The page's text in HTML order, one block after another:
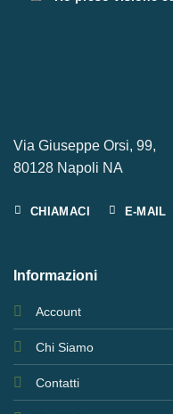
Via Giuseppe Orsi, 99,
80128 Napoli NA
CHIAMACI E-MAIL
Informazioni
Account
Chi Siamo
Contatti